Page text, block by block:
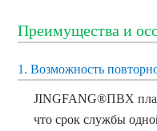
Преимущества и
1. Возможность
JINGFANG®ПВХ
что срок службы